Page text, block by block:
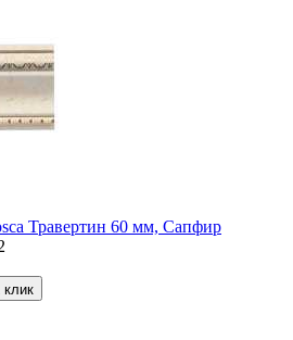
Травертин 60 мм, Сапфир
клик